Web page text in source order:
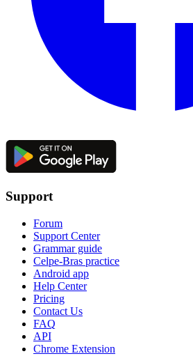
Support
Forum
Support Center
Grammar guide
Celpe-Bras practice
Android app
Help Center
Pricing
Contact Us
FAQ
API
Chrome Extension